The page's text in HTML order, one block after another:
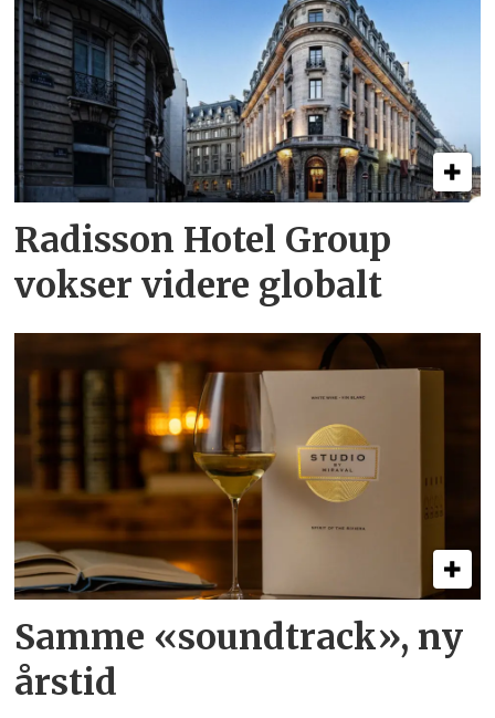
Radisson Hotel Group
vokser videre globalt
Samme «soundtrack», ny
årstid